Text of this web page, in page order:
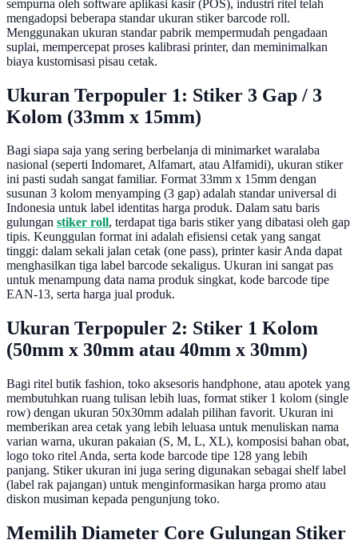
sempurna oleh software aplikasi kasir (POS), industri ritel telah
mengadopsi beberapa standar ukuran stiker barcode roll.
Menggunakan ukuran standar pabrik mempermudah pengadaan
suplai, mempercepat proses kalibrasi printer, dan meminimalkan
biaya kustomisasi pisau cetak.
Ukuran Terpopuler 1: Stiker 3 Gap / 3
Kolom (33mm x 15mm)
Bagi siapa saja yang sering berbelanja di minimarket waralaba
nasional (seperti Indomaret, Alfamart, atau Alfamidi), ukuran stiker
ini pasti sudah sangat familiar. Format 33mm x 15mm dengan
susunan 3 kolom menyamping (3 gap) adalah standar universal di
Indonesia untuk label identitas harga produk. Dalam satu baris
gulungan stiker roll, terdapat tiga baris stiker yang dibatasi oleh gap
tipis. Keunggulan format ini adalah efisiensi cetak yang sangat
tinggi: dalam sekali jalan cetak (one pass), printer kasir Anda dapat
menghasilkan tiga label barcode sekaligus. Ukuran ini sangat pas
untuk menampung data nama produk singkat, kode barcode tipe
EAN-13, serta harga jual produk.
Ukuran Terpopuler 2: Stiker 1 Kolom
(50mm x 30mm atau 40mm x 30mm)
Bagi ritel butik fashion, toko aksesoris handphone, atau apotek yang
membutuhkan ruang tulisan lebih luas, format stiker 1 kolom (single
row) dengan ukuran 50x30mm adalah pilihan favorit. Ukuran ini
memberikan area cetak yang lebih leluasa untuk menuliskan nama
varian warna, ukuran pakaian (S, M, L, XL), komposisi bahan obat,
logo toko ritel Anda, serta kode barcode tipe 128 yang lebih
panjang. Stiker ukuran ini juga sering digunakan sebagai shelf label
(label rak pajangan) untuk menginformasikan harga promo atau
diskon musiman kepada pengunjung toko.
Memilih Diameter Core Gulungan Stiker